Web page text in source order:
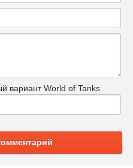
вариант World of Tanks